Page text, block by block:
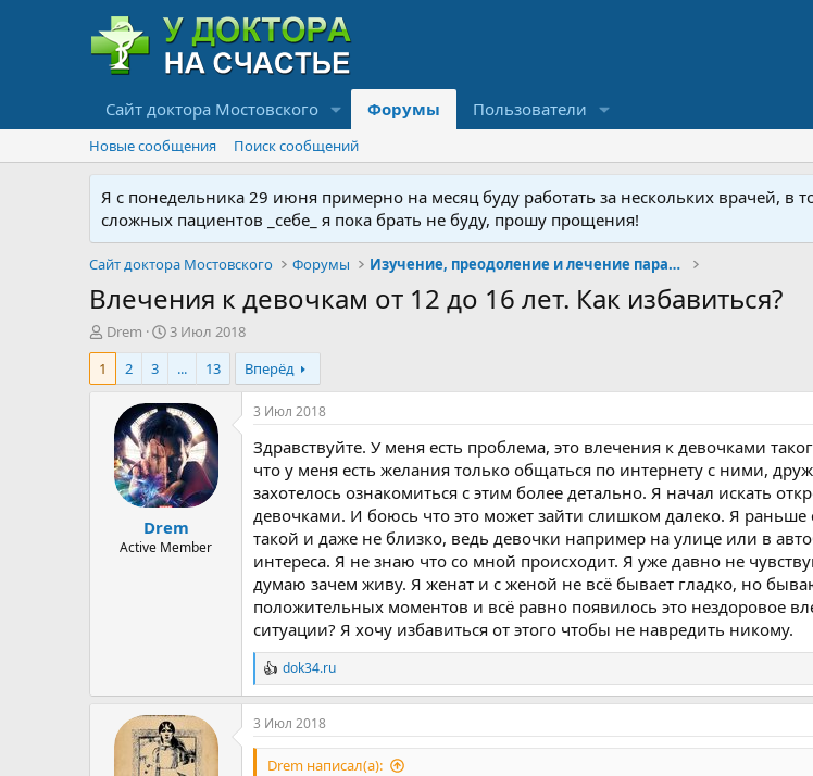
Сайт доктора Мостовского Форумы Пользователи
Новые сообщения Поиск сообщений
Я с понедельника 29 июня примерно на месяц буду работать за нескольких врачей, в
сложных пациентов _себе_ я пока брать не буду, прошу прощения!
Сайт доктора Мостовского Форумы Изучение, преодоление и лечение парафилий
Влечения к девочкам от 12 до 16 лет. Как избавиться?
А
в
о
м
ы
Drem
Д
а
а
н
а
ч
а
л
а
3 Июл 2018
1
2 3 ... 13 Вперёд
Drem
Active Member
3 Июл 2018
Здравствуйте. У меня есть проблема, это влечения к девочками
что у меня есть желания только общаться по интернету с ними,
захотелось ознакомиться с этим более детально. Я начал искать
девочками. И боюсь что это может зайти слишком далеко. Я раньше
такой и даже не близко, ведь девочки например на улице или в
интереса. Я не знаю что со мной происходит. Я уже давно не
думаю зачем живу. Я женат и с женой не всё бывает гладко, но
положительных моментов и всё равно появилось это нездоровое
ситуации? Я хочу избавиться от этого чтобы не навредить никому.
Р
е
а
к
ц
и
dok34.ru
3 Июл 2018
Drem написал(а):